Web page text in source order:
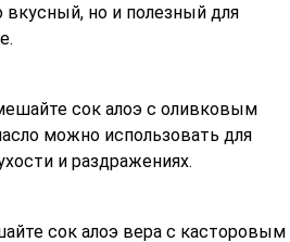
вкусный, но и полезный для
сок алоэ с оливковым
можно использовать для
и раздражениях.
сок алоэ вера с касторовым